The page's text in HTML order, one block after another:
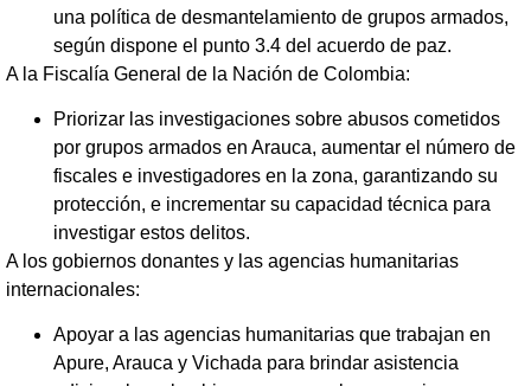
una política de desmantelamiento de grupos armados,
según dispone el punto 3.4 del acuerdo de paz.
A la Fiscalía General de la Nación de Colombia:
Priorizar las investigaciones sobre abusos cometidos
por grupos armados en Arauca, aumentar el número de
fiscales e investigadores en la zona, garantizando su
protección, e incrementar su capacidad técnica para
investigar estos delitos.
A los gobiernos donantes y las agencias humanitarias
internacionales:
Apoyar a las agencias humanitarias que trabajan en
Apure, Arauca y Vichada para brindar asistencia